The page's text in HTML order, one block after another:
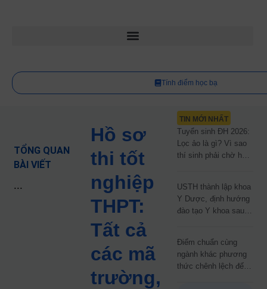
Tính điểm học bạ
TỔNG QUAN
BÀI VIẾT
...
Hồ sơ
thi tốt
nghiệp
THPT:
Tất cả
các mã
trường,
TIN MỚI NHẤT
Tuyển sinh ĐH 2026:
Lọc ảo là gì? Vì sao
thí sinh phải chờ hơn
USTH thành lập khoa
Y Dược, định hướng
đào tạo Y khoa sau
Điểm chuẩn cùng
ngành khác phương
thức chênh lệch đến